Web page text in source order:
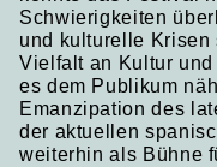
Schwierigkeiten
und kulturelle Krisen
Vielfalt an Kultur
es dem Publikum
Emanzipation des
der aktuellen
weiterhin als Bühne